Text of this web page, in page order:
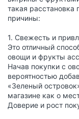
такая
причины:
1. Свежесть и
Это отличный
овощи и фрукты
Начав покупки с
вероятностью
«Зеленый
магазине как о
Доверие и рост